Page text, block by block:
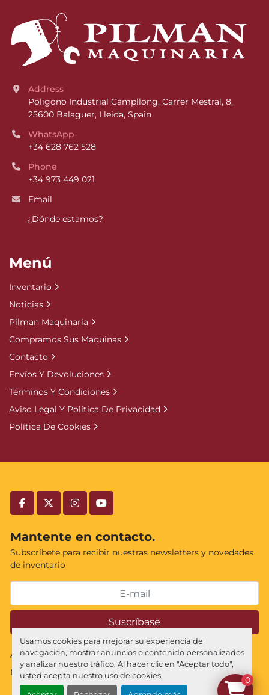
Usamos cookies para mejorar su experiencia de
navegación, mostrar anuncios o contenido personalizados
y analizar nuestro tráfico. Al hacer clic en "Aceptar todo",
usted acepta nuestro uso de cookies.
facebooktwitterinstagramyoutube
Mantente en contacto.
Subscríbete para recibir nuestras newsletters y novedades
de inventario
Suscríbase
Administrar cookies
Machinio Systemsitio web deMachinio
Address
Poligono Industrial Campllong, Carrer Mestral, 8,
25600 Balaguer, Lleida, Spain
WhatsApp
+34 628 762 528
Phone
+34 973 449 021
Email
¿Dónde estamos?
Menú
Inventario
Noticias
Pilman Maquinaria
Compramos Sus Maquinas
Contacto
Envíos Y Devoluciones
Términos Y Condiciones
Aviso Legal Y Política De Privacidad
Política De Cookies
0